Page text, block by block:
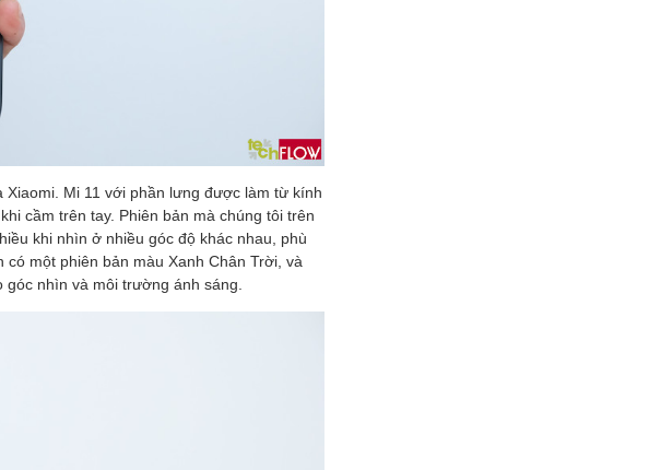
Mi 11 với phần lưng được làm từ kính
cầm trên tay. Phiên bản mà chúng tôi trên
khi nhìn ở nhiều góc độ khác nhau, phù
một phiên bản màu Xanh Chân Trời, và
nhìn và môi trường ánh sáng.